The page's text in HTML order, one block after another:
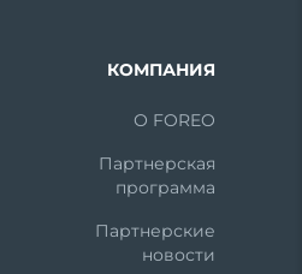
КОМПАНИЯ
О FOREO
Партнерская
программа
Партнерские
новости